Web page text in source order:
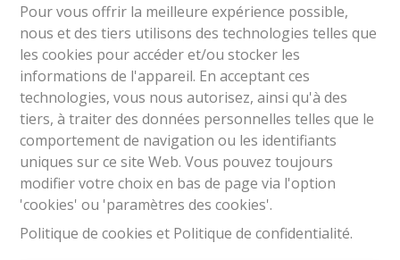
Pour vous offrir la meilleure expérience possible,
nous et des tiers utilisons des technologies telles que
les cookies pour accéder et/ou stocker les
informations de l'appareil. En acceptant ces
technologies, vous nous autorisez, ainsi qu'à des
tiers, à traiter des données personnelles telles que le
comportement de navigation ou les identifiants
uniques sur ce site Web. Vous pouvez toujours
modifier votre choix en bas de page via l'option
'cookies' ou 'paramètres des cookies'.
Politique de cookies et Politique de confidentialité.
APPARTEMENT DE VACANCES 4 PERSONNES
83530 Agay (France)|Ref : 6023
€ 695 /mois
1 1